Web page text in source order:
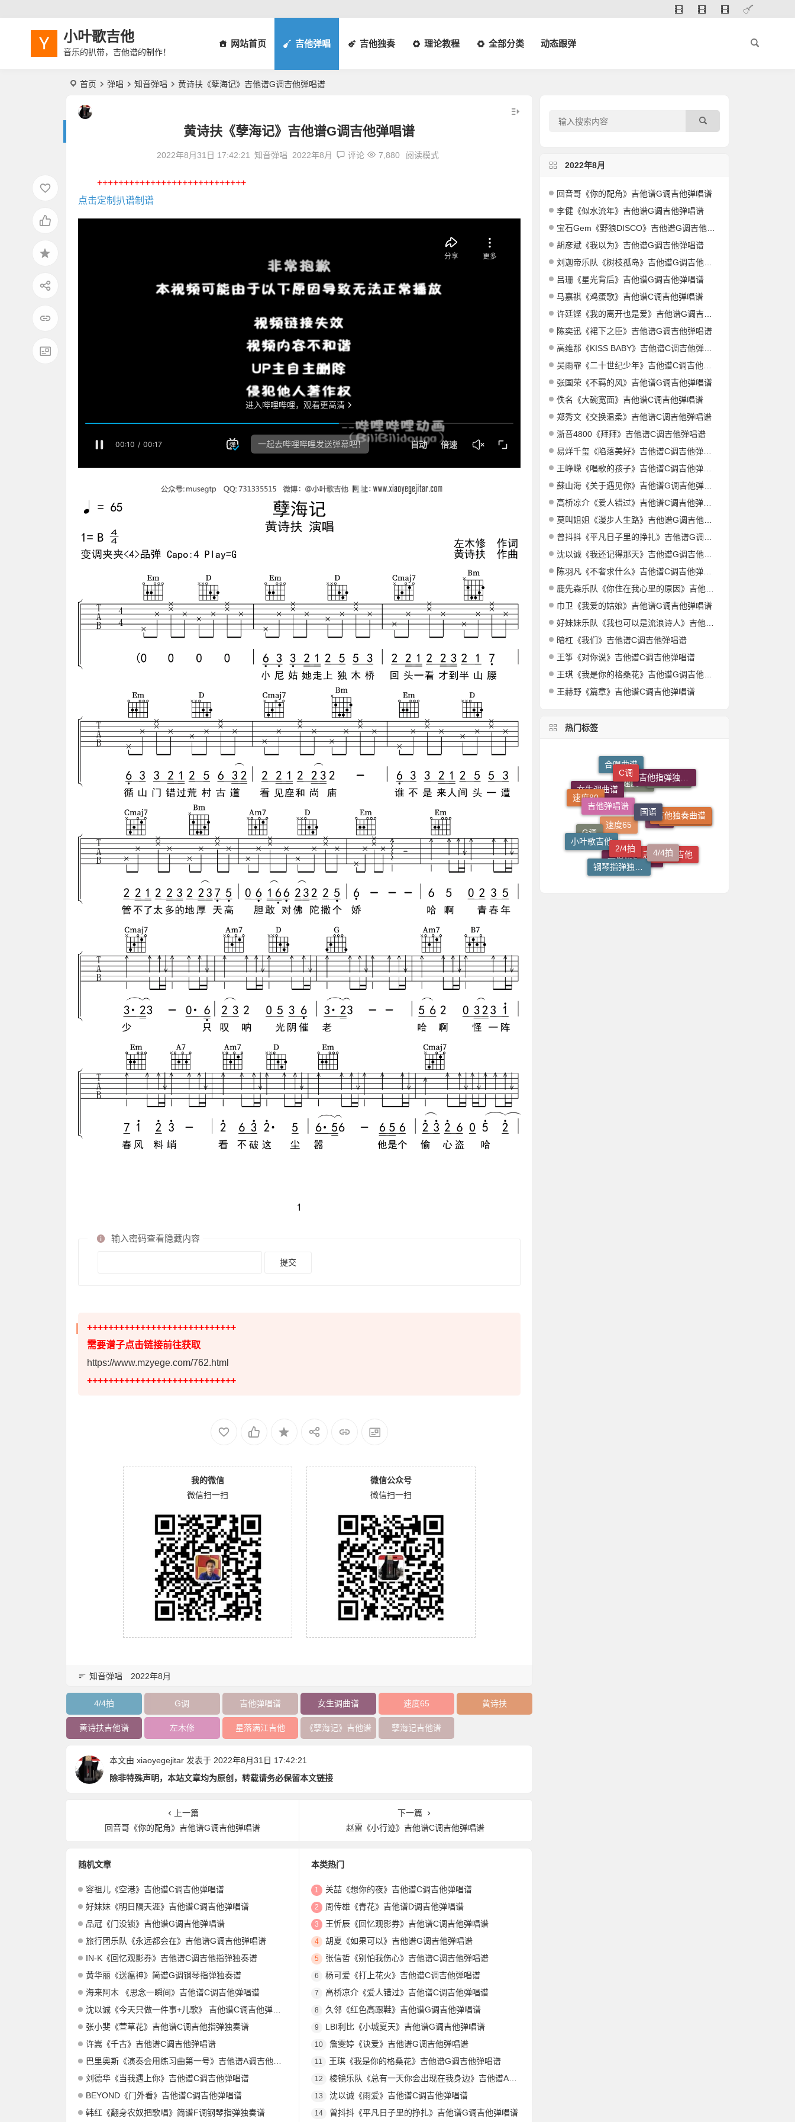
小叶歌吉他
音乐的扒带，吉他谱的制作！
网站首页 吉他弹唱 吉他独奏 理论教程 全部分类 动态跟弹
首页 弹唱 知音弹唱 黄诗扶《孽海记》吉他谱G调吉他弹唱谱
黄诗扶《孽海记》吉他谱G调吉他弹唱谱
2022年8月31日 17:42:21 知音弹唱 2022年8月 评论 7,880 阅读模式
++++++++++++++++++++++++++++
点击定制扒谱制谱
输入密码查看隐藏内容
++++++++++++++++++++++++++++
需要谱子点击链接前往获取
https://www.mzyege.com/762.html
++++++++++++++++++++++++++++
我的微信
微信扫一扫
微信公众号
微信扫一扫
知音弹唱 2022年8月
4/4拍 G调 吉他弹唱谱 女生调曲谱 速度65 黄诗扶
黄诗扶吉他谱 左木修 星落满江吉他 《孽海记》吉他谱 孽海记吉他谱
本文由 xiaoyegejitar 发表于 2022年8月31日 17:42:21
除非特殊声明，本站文章均为原创，转载请务必保留本文链接
上一篇
回音哥《你的配角》吉他谱G调吉他弹唱谱
下一篇
赵雷《小行迹》吉他谱C调吉他弹唱谱
随机文章
容祖儿《空港》吉他谱C调吉他弹唱谱
好妹妹《明日隔天涯》吉他谱C调吉他弹唱谱
品冠《门没锁》吉他谱G调吉他弹唱谱
旅行团乐队《永远都会在》吉他谱G调吉他弹唱谱
IN-K《回忆观影券》吉他谱C调吉他指弹独奏谱
黄华丽《送瘟神》简谱G调钢琴指弹独奏谱
海来阿木 《思念一瞬间》吉他谱C调吉他弹唱谱
沈以诚《今天只做一件事+儿歌》 吉他谱C调吉他弹唱谱
张小斐《萱草花》吉他谱C调吉他指弹独奏谱
许嵩《千古》吉他谱C调吉他弹唱谱
巴里奥斯《演奏会用练习曲第一号》吉他谱A调吉他指弹独奏谱_考级九级
刘德华《当我遇上你》吉他谱C调吉他弹唱谱
BEYOND《门外看》吉他谱C调吉他弹唱谱
韩红《翻身农奴把歌唱》简谱F调钢琴指弹独奏谱
本类热门
1 关喆《想你的夜》吉他谱C调吉他弹唱谱
2 周传雄《青花》吉他谱D调吉他弹唱谱
3 王忻辰《回忆观影券》吉他谱C调吉他弹唱谱
4 胡夏《如果可以》吉他谱G调吉他弹唱谱
5 张信哲《别怕我伤心》吉他谱C调吉他弹唱谱
6 杨可爱《打上花火》吉他谱C调吉他弹唱谱
7 高桥凉介《爱人错过》吉他谱C调吉他弹唱谱
8 久邻《红色高跟鞋》吉他谱G调吉他弹唱谱
9 LBI利比《小城夏天》吉他谱G调吉他弹唱谱
10 詹雯婷《诀爱》吉他谱G调吉他弹唱谱
11 王琪《我是你的格桑花》吉他谱G调吉他弹唱谱
12 棱镜乐队《总有一天你会出现在我身边》吉他谱A调吉他弹唱谱
13 沈以诚《雨爱》吉他谱C调吉他弹唱谱
14 曾抖抖《平凡日子里的挣扎》吉他谱G调吉他弹唱谱
2022年8月
回音哥《你的配角》吉他谱G调吉他弹唱谱
李健《似水流年》吉他谱G调吉他弹唱谱
宝石Gem《野狼DISCO》吉他谱G调吉他弹唱谱
胡彦斌《我以为》吉他谱G调吉他弹唱谱
刘迦帝乐队《树枝孤岛》吉他谱G调吉他弹唱谱
吕珊《星光背后》吉他谱G调吉他弹唱谱
马嘉祺《鸡蛋歌》吉他谱C调吉他弹唱谱
许廷铿《我的离开也是爱》吉他谱G调吉他弹唱谱
陈奕迅《裙下之臣》吉他谱G调吉他弹唱谱
高维那《KISS BABY》吉他谱C调吉他弹唱谱
吴雨霏《二十世纪少年》吉他谱C调吉他弹唱谱
张国荣《不羁的风》吉他谱G调吉他弹唱谱
佚名《大碗宽面》吉他谱C调吉他弹唱谱
郑秀文《交换温柔》吉他谱C调吉他弹唱谱
浙音4800《拜拜》吉他谱C调吉他弹唱谱
易烊千玺《陷落美好》吉他谱C调吉他弹唱谱
王峥嵘《唱歌的孩子》吉他谱C调吉他弹唱谱
蘇山海《关于遇见你》吉他谱G调吉他弹唱谱
高桥凉介《爱人错过》吉他谱C调吉他弹唱谱
莫叫姐姐《漫步人生路》吉他谱G调吉他弹唱谱
曾抖抖《平凡日子里的挣扎》吉他谱G调吉他弹唱谱
沈以诚《我还记得那天》吉他谱G调吉他弹唱谱
陈羽凡《不奢求什么》吉他谱C调吉他弹唱谱
鹿先森乐队《你住在我心里的原因》吉他谱G调吉他弹唱谱
巾卫《我爱的姑娘》吉他谱G调吉他弹唱谱
好妹妹乐队《我也可以是流浪诗人》吉他谱C调吉他弹唱谱
暗杠《我们》吉他谱C调吉他弹唱谱
王筝《对你说》吉他谱C调吉他弹唱谱
王琪《我是你的格桑花》吉他谱G调吉他弹唱谱
王赫野《篇章》吉他谱C调吉他弹唱谱
热门标签
钢琴指弹独奏谱
一根稻草吉他
志诚音乐吉他
2/4拍
小叶歌吉他
G调
速度65
粤语
男生调曲谱
吉他独奏曲谱
国语
吉他弹唱谱
速度80
女生调曲谱 速度70
乐乐钢琴
吉他指弹独奏谱
C调
合唱曲谱